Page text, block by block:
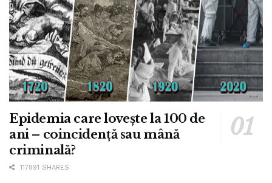
Epidemia care lovește la 100 de
ani – coincidență sau mână
criminală?
117891 SHARES